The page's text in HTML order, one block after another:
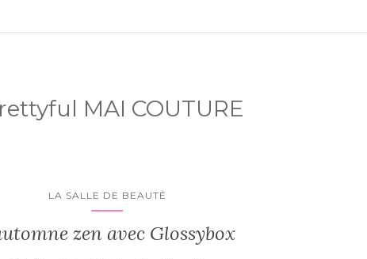
MAI COUTURE
LA SALLE DE BEAUTÉ
zen avec Glossybox